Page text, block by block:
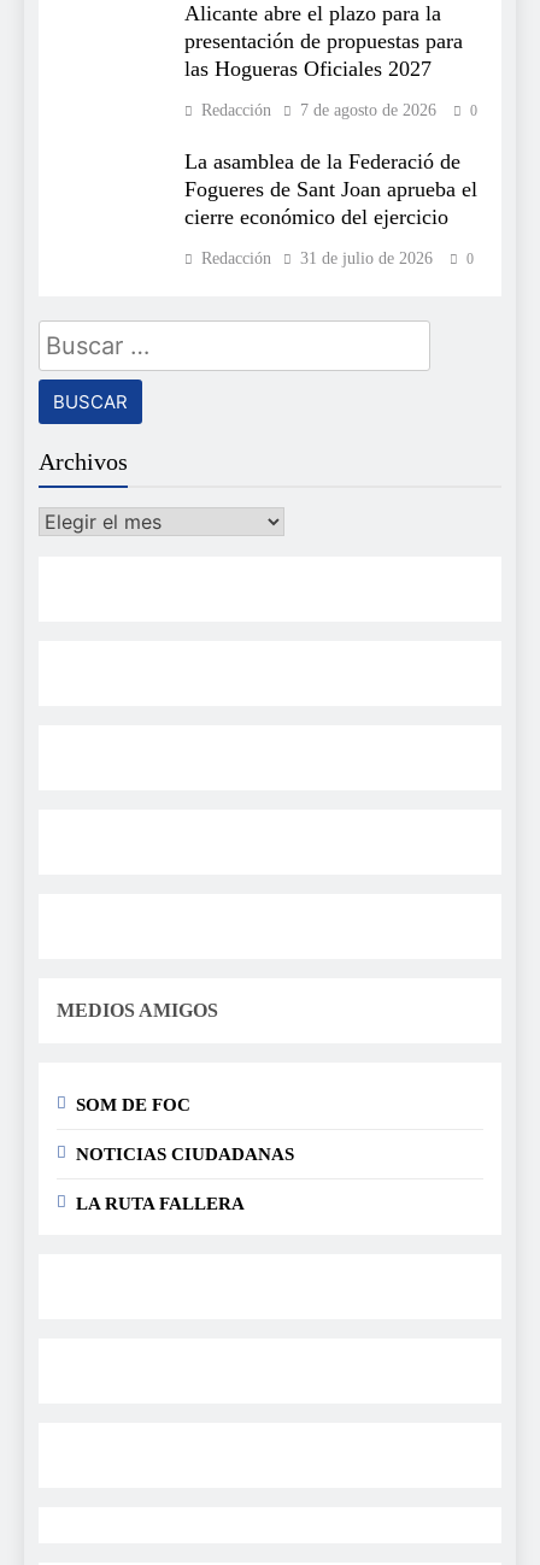
Alicante abre el plazo para la
presentación de propuestas para
las Hogueras Oficiales 2027
Redacción 7 de agosto de 2026 0
La asamblea de la Federació de
Fogueres de Sant Joan aprueba el
cierre económico del ejercicio
Redacción 31 de julio de 2026 0
Buscar:
Archivos
Archivos
MEDIOS AMIGOS
SOM DE FOC
NOTICIAS CIUDADANAS
LA RUTA FALLERA